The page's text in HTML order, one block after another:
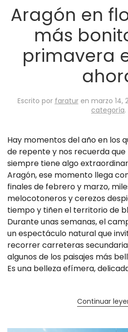
Aragón en
más
primavera
Escrito por faraturen marzo 14,
categoría.
Hay momentos del año en los
de repente y nos recuerda
siempre tiene algo
Aragón, ese momento llega
finales de febrero y marzo,
melocotoneros y cerezos
tiempo y tiñen el territorio de
Durante unas semanas, el
un espectáculo natural que
recorrer carreteras
algunos de los paisajes más
Es una belleza efímera,
Continuar